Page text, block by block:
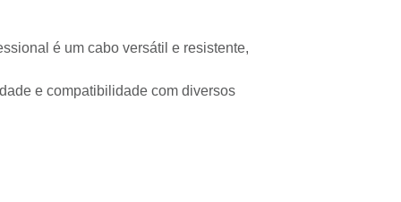
é um cabo versátil e resistente,
e compatibilidade com diversos